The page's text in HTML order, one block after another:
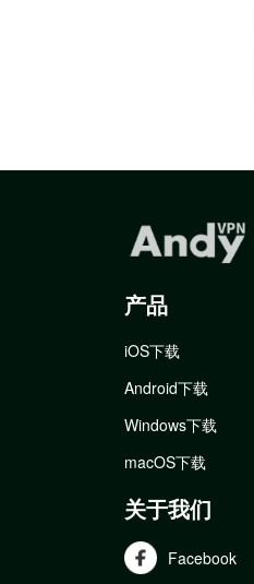
产品
iOS下载
Android下载
Windows下载
macOS下载
关于我们
Facebook